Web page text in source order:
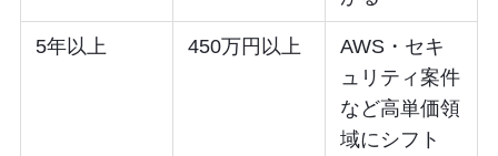
5年以上 450万円以上
AWS・セキ
ュリティ案件
など高単価領
域にシフト